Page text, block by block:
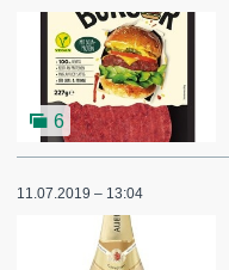
6
11.07.2019 – 13:04